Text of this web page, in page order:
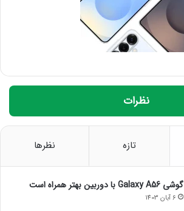
نظرات
تازه نظرها
گوشی Galaxy A56 با دوربین بهتر همراه است
6 آبان 1403